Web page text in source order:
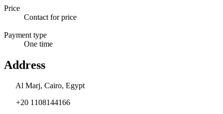
Price
Contact for price
Payment type
One time
Address
Al Marj, Cairo, Egypt
+20 1108144166